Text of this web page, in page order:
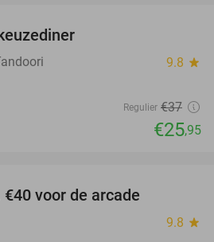
9.8 star
Regulier €37
€25,95
voor de arcade
9.8 star